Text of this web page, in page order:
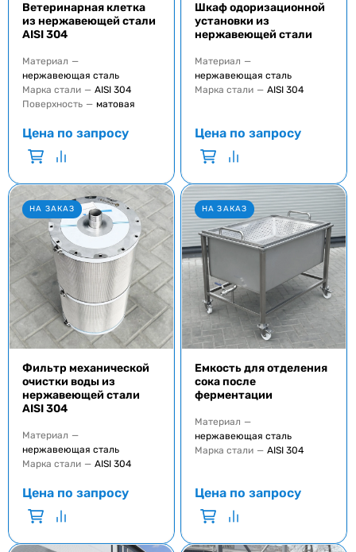
Ветеринарная клетка
из нержавеющей стали
AISI 304
Материал —
нержавеющая сталь
Марка стали — AISI 304
Поверхность — матовая
Цена по запросу
Шкаф одоризационной
установки из
нержавеющей стали
Материал —
нержавеющая сталь
Марка стали — AISI 304
Цена по запросу
НА ЗАКАЗ
Фильтр механической
очистки воды из
нержавеющей стали
AISI 304
Материал —
нержавеющая сталь
Марка стали — AISI 304
Цена по запросу
НА ЗАКАЗ
Емкость для отделения
сока после
ферментации
Материал —
нержавеющая сталь
Марка стали — AISI 304
Цена по запросу